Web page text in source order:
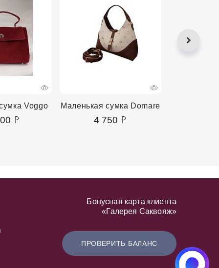
Voggo Маленькая сумка Domare
4 750
Бонусная карта клиента
«Галерея Саквояж»
ПРОВЕРИТЬ БАЛАНС